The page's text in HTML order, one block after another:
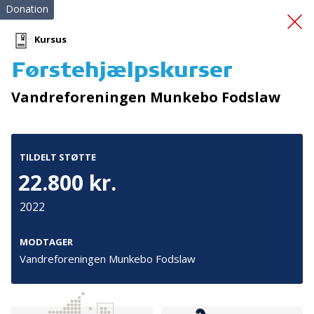
Familier finder
Donation
Kursus
Førstehjælpskurser
Vandreforeningen Munkebo Fodslaw
TILDELT STØTTE
22.800 kr.
2022
MODTAGER
Vandreforeningen Munkebo Fodslaw
Tilmeld nyhedsbrev
De seneste nyheder om TrygFondens og TryghedsGruppens
aktiviteter direkte i din indbakke.